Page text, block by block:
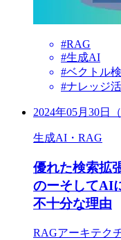
#RAG
#生成AI
#ベクトル
#ナレッジ
2024年05月30日（
生成AI・RAG
優れた検索拡
のーそしてAI
不十分な理由
RAGアーキテク